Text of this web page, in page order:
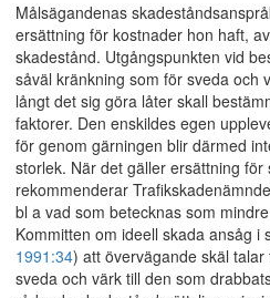
Målsägandenas
ersättning för kostnader hon haft,
skadestånd. Utgångspunkten vid
såväl kränkning som för sveda och
långt det sig göra låter skall
faktorer. Den enskildes egen
för genom gärningen blir därmed
storlek. När det gäller ersättning för
rekommenderar
bl a vad som betecknas som
Kommitten om ideell skada ansåg i
1991:34) att övervägande skäl
sveda och värk till den som